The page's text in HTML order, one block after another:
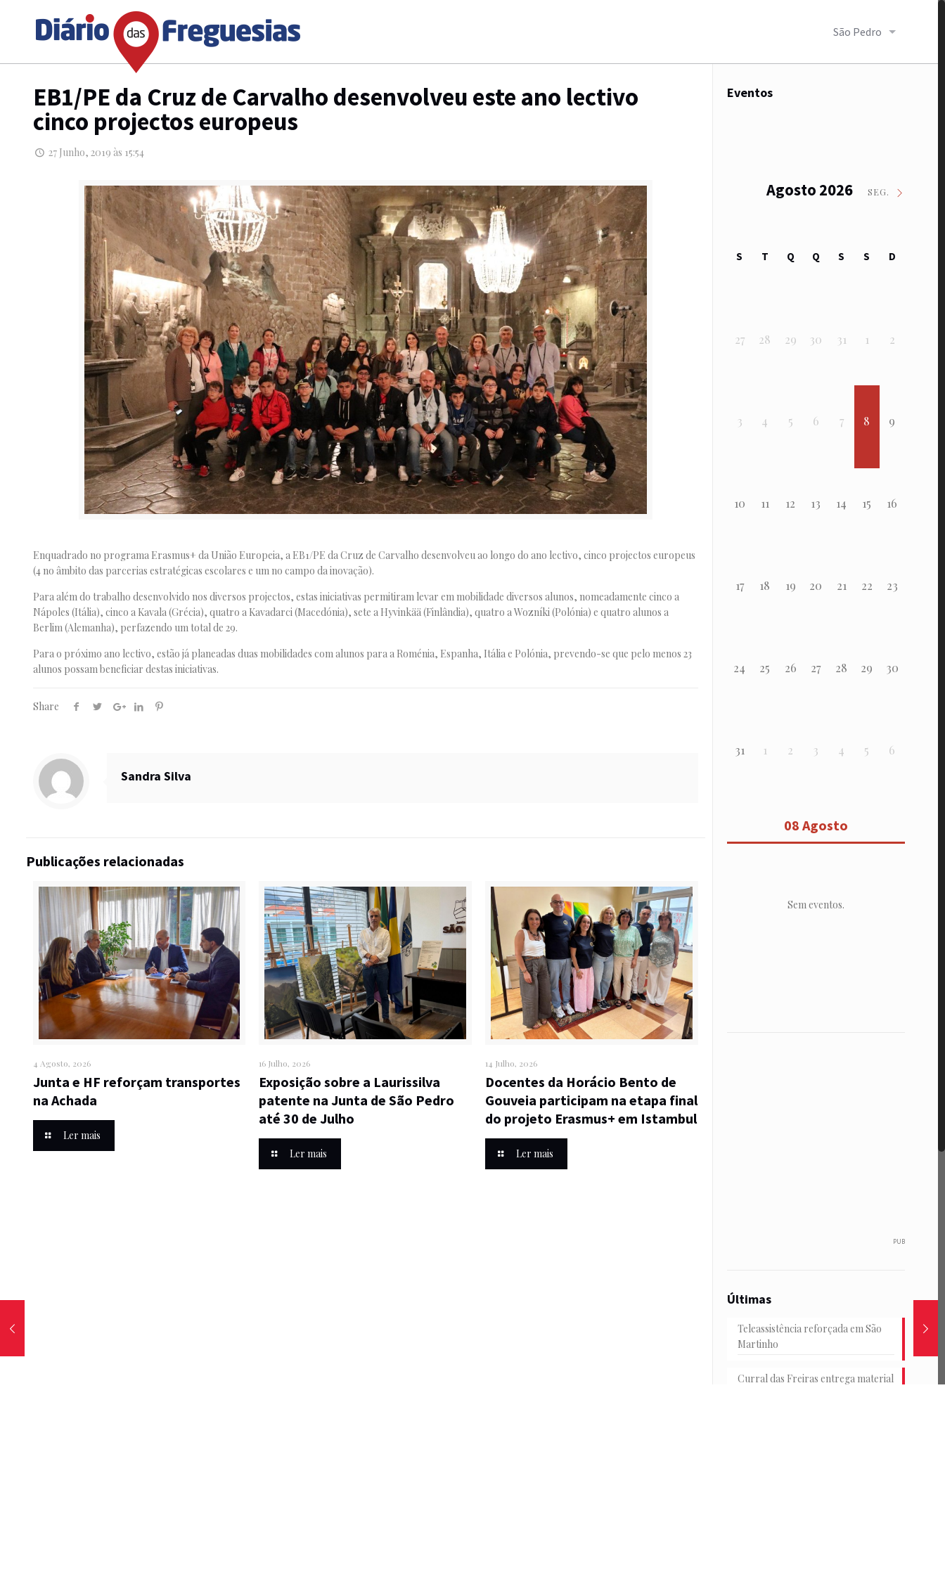
São Pedro
EB1/PE da Cruz de Carvalho desenvolveu este ano lectivo
cinco projectos europeus
27 Junho, 2019 às 15:54
Enquadrado no programa Erasmus+ da União Europeia, a EB1/PE da Cruz de Carvalho desenvolveu ao longo do ano lectivo, cinco projectos europeus
(4 no âmbito das parcerias estratégicas escolares e um no campo da inovação).
Para além do trabalho desenvolvido nos diversos projectos, estas iniciativas permitiram levar em mobilidade diversos alunos, nomeadamente cinco a
Nápoles (Itália), cinco a Kavala (Grécia), quatro a Kavadarci (Macedónia), sete a Hyvinkää (Finlândia), quatro a Wozníki (Polónia) e quatro alunos a
Berlim (Alemanha), perfazendo um total de 29.
Para o próximo ano lectivo, estão já planeadas duas mobilidades com alunos para a Roménia, Espanha, Itália e Polónia, prevendo-se que pelo menos 23
alunos possam beneficiar destas iniciativas.
Share
Sandra Silva
Publicações relacionadas
4 Agosto, 2026
Junta e HF reforçam transportes
na Achada
Ler mais
16 Julho, 2026
Exposição sobre a Laurissilva
patente na Junta de São Pedro
até 30 de Julho
Ler mais
14 Julho, 2026
Docentes da Horácio Bento de
Gouveia participam na etapa final
do projeto Erasmus+ em Istambul
Ler mais
Eventos
Agosto 2026 SEG.
S T Q Q S S D
27 28 29 30 31 1 2
3 4 5 6 7 8 9
10 11 12 13 14 15 16
17 18 19 20 21 22 23
24 25 26 27 28 29 30
31 1 2 3 4 5 6
08 Agosto
Sem eventos.
PUB
Últimas
Teleassistência reforçada em São
Martinho
Curral das Freiras entrega material